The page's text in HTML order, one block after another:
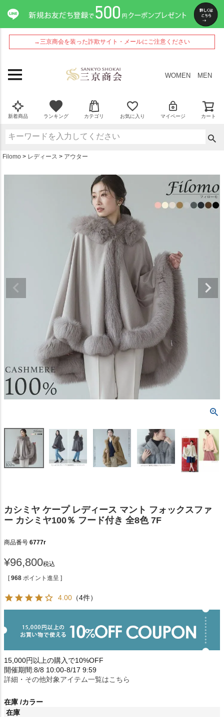
→三京商会を装った詐欺サイト・メールにご注意ください
WOMEN MEN
新着商品 ランキング カテゴリ お気に入り マイページ カート
Filomo レディース アウター
カシミヤ ケープ レディース マント フォックスファ
ー カシミヤ100％ フード付き 全8色 7F
商品番号 6777r
¥96,800税込
[ 968 ポイント進呈 ]
4.00 （4件）
15,000円以上の購入で10%OFF
開催期間:8/8 10:00-8/17 9:59
詳細・その他対象アイテム一覧はこちら
在庫 カラー
在庫
ペー
ジト
ップ
へ